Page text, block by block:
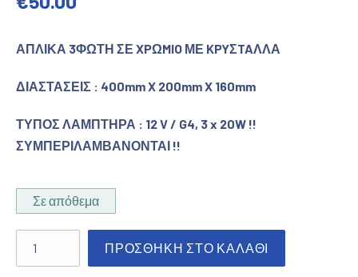
ΑΠΛΙΚΑ 3ΦΩΤΗ ΣΕ XPΩMIO ΜΕ KPYΣTAΛΛΑ
ΔΙΑΣΤΑΣΕΙΣ : 400mm X 200mm X 160mm
ΤΥΠΟΣ ΛΑΜΠΤΗΡΑ : 12 V / G4, 3 x 20W !!
ΣΥΜΠΕΡΙΛΑΜΒΑΝΟΝΤΑΙ !!
Σε απόθεμα
ΠΡΟΣΘΉΚΗ ΣΤΟ ΚΑΛΆΘΙ